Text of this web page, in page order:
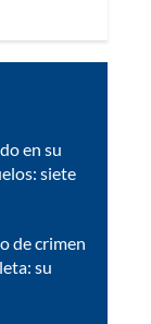
en su
siete
de crimen
su